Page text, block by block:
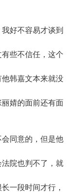
好不容易才谈到
些不信任，这个
韩嘉文本来就没
婧的面前还有面
同意的，但是他
院也判不了，就
一段时间才行，